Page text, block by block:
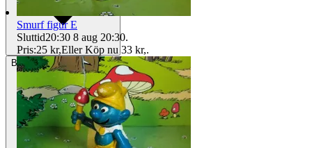
BetalningVia Tradera
Smurf figur E
Sluttid20:30 8 aug 20:30.
Pris:25 kr,Eller Köp nu 33 kr,.